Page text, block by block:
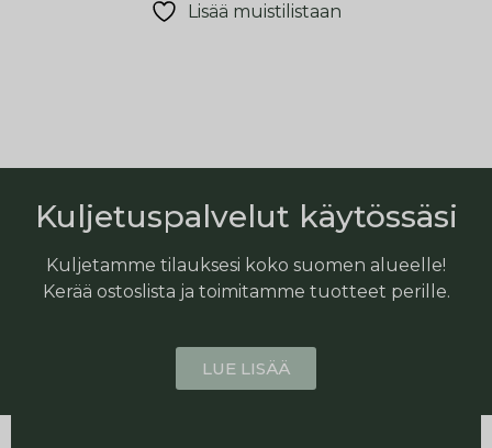
Lisää muistilistaan
Kuljetuspalvelut käytössäsi
Kuljetamme tilauksesi koko suomen alueelle!
Kerää ostoslista ja toimitamme tuotteet perille.
LUE LISÄÄ